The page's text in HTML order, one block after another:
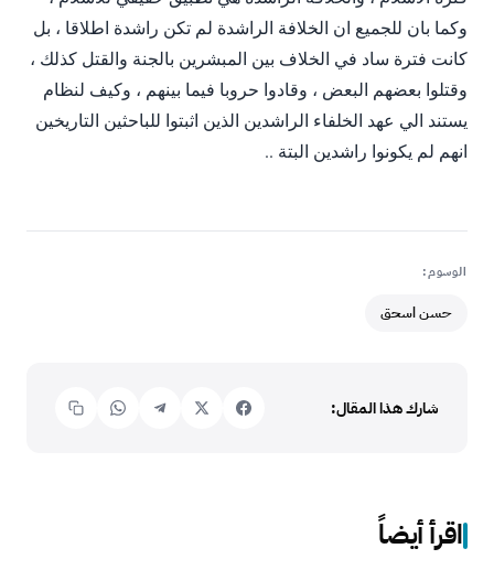
وكما بان للجميع ان الخلافة الراشدة لم تكن راشدة اطلاقا ، بل
كانت فترة ساد في الخلاف بين المبشرين بالجنة والقتل كذلك ،
وقتلوا بعضهم البعض ، وقادوا حروبا فيما بينهم ، وكيف لنظام
يستند الي عهد الخلفاء الراشدين الذين اثبتوا للباحثين التاريخين
انهم لم يكونوا راشدين البتة ..
الوسوم:
حسن اسحق
شارك هذا المقال:
اقرأ أيضاً